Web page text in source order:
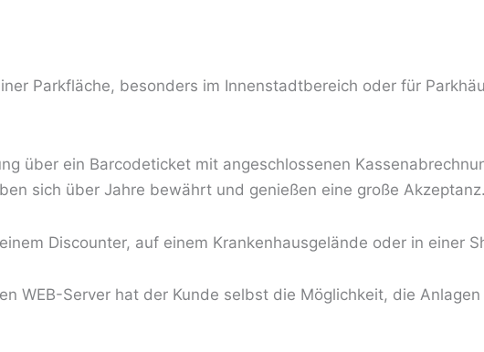
Parkfläche, besonders im Innenstadtbereich oder für
über ein Barcodeticket mit angeschlossenen
sich über Jahre bewährt und genießen eine große Akzeptanz.
Discounter, auf einem Krankenhausgelände oder in einer
WEB-Server hat der Kunde selbst die Möglichkeit, die